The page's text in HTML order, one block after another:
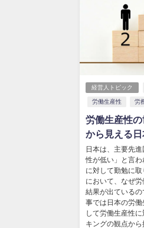
経営人トピック
労働生産性 労
労働生産性
から見える
日本は、主要先
性が低い」と言
に対して勤勉に
において、なぜ労
結果が出ている
事では日本の労
して労働生産性
キングの観点か